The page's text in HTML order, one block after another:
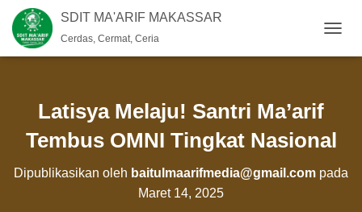
SDIT MA'ARIF MAKASSAR
Cerdas, Cermat, Ceria
O
N
A
I
Latisya Melaju! Santri Ma’arif
Tembus OMNI Tingkat Nasional
Dipublikasikan oleh baitulmaarifmedia@gmail.com pada
Maret 14, 2025